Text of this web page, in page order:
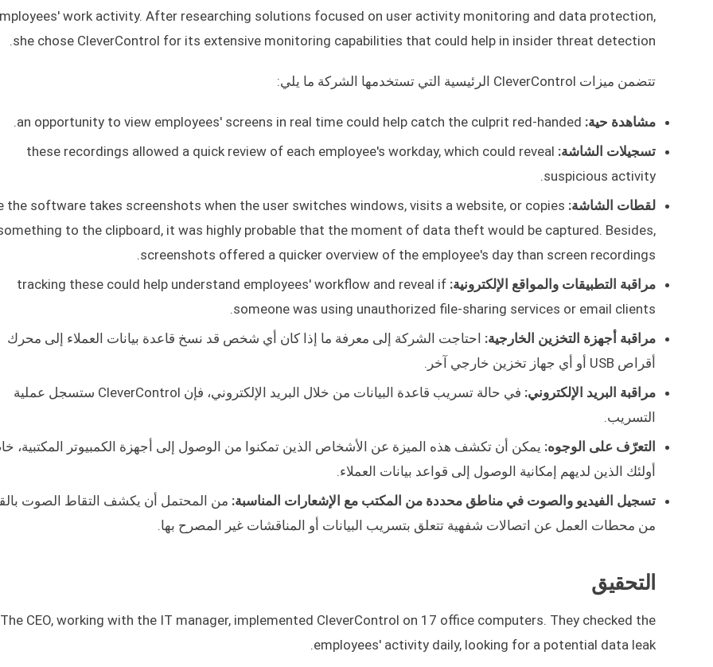
work activity. After researching solutions focused on user activity monitoring and data protection,
she chose CleverControl for its extensive monitoring capabilities that could help in insider threat detection.
تتضمن ميزات CleverControl الرئيسية التي تستخدمها الشركة ما يلي:
مشاهدة حية:
تسجيلات الشاشة: these recordings allowed a quick review of each employee's workday, which could reveal
suspicious activity.
لقطات الشاشة: the software takes screenshots when the user switches windows, visits a website, or copies
to the clipboard, it was highly probable that the moment of data theft would be captured. Besides,
screenshots offered a quicker overview of the employee's day than screen recordings.
مراقبة التطبيقات والمواقع الإلكترونية: tracking these could help understand employees' workflow and reveal if
someone was using unauthorized file-sharing services or email clients.
مراقبة أجهزة التخزين الخارجية: احتاجت الشركة إلى معرفة ما إذا كان أي شخص قد نسخ قاعدة بيانات العملاء إلى محرك
أقراص USB أو أي جهاز تخزين خارجي آخر.
مراقبة البريد الإلكتروني:
في حالة تسريب قاعدة البيانات من خلال البريد الإلكتروني، فإن CleverControl ستسجل عملية
التسريب.
التعرّف على الوجوه: يمكن أن تكشف هذه الميزة عن الأشخاص الذين تمكنوا من الوصول إلى أجهزة الكمبيوتر المكتبية،
أولئك الذين لديهم إمكانية الوصول إلى قواعد بيانات العملاء.
تسجيل الفيديو والصوت في مناطق محددة من المكتب مع الإشعارات المناسبة: من المحتمل أن يكشف التقاط الصوت
من محطات العمل عن اتصالات شفهية تتعلق بتسريب البيانات أو المناقشات غير المصرح بها.
التحقيق
The CEO, working with the IT manager, implemented CleverControl on 17 office computers. They checked the
employees' activity daily, looking for a potential data leak.